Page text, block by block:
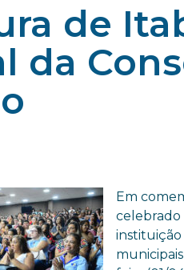
de
da
Em
celebrado
instituição